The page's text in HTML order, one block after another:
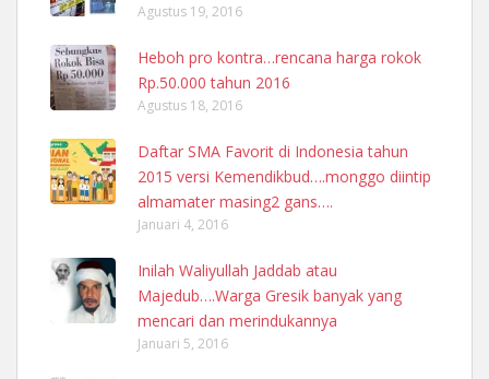
Agustus 19, 2016
Heboh pro kontra…rencana harga rokok
Rp.50.000 tahun 2016
Agustus 18, 2016
Daftar SMA Favorit di Indonesia tahun
2015 versi Kemendikbud….monggo diintip
almamater masing2 gans….
Januari 4, 2016
Inilah Waliyullah Jaddab atau
Majedub….Warga Gresik banyak yang
mencari dan merindukannya
Januari 5, 2016